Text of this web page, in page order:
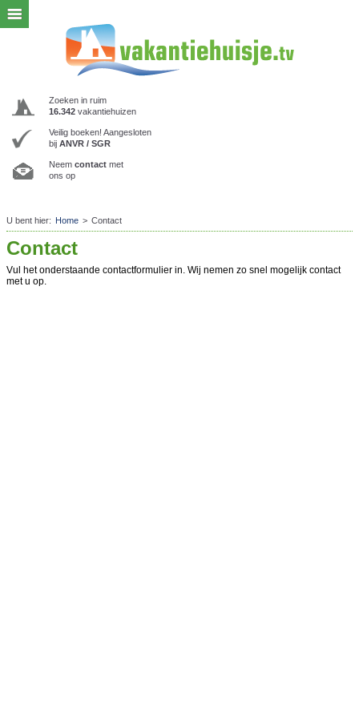
Zoeken in ruim
16.342 vakantiehuizen
Veilig boeken! Aangesloten
bij ANVR / SGR
Neem contact met
ons op
U bent hier: Home > Contact
Contact
Vul het onderstaande contactformulier in. Wij nemen zo snel mogelijk contact
met u op.